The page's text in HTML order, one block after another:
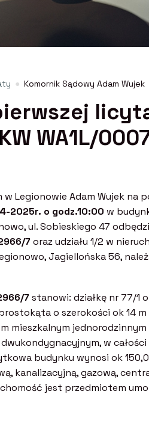
Komornik Sądowy Adam Wujek
WA1L/
Legionowie Adam Wujek na
2025r. o godz.10:00 w
ul. Sobieskiego 47
7 oraz udziału 1/2 w
Jagiellońska 56,
7 stanowi: działkę nr 77/1
o szerokości ok 14 m
mieszkalnym
w
budynku wynosi ok
kanalizacyjną, gazową,
jest przedmiotem